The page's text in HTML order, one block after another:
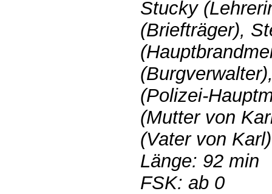
Stucky
(Briefträger),
(Polizei-
(Mutter von
(Vater von Karl)
Länge: 92 min
FSK: ab 0